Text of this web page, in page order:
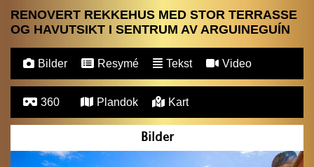
RENOVERT REKKEHUS MED STOR TERRASSE
OG HAVUTSIKT I SENTRUM AV ARGUINEGUÍN
Bilder Resymé Tekst Video
360 Plandok Kart
Bilder